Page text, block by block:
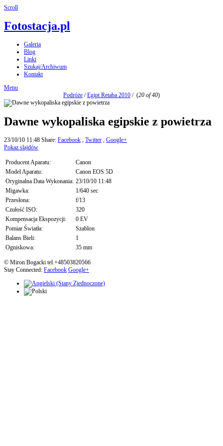
Scroll
Fotostacja.pl
Galeria
Blog
Linki
Szukaj/Archiwum
Kontakt
Menu
Podróże /Egipt Retaba 2010 / (20 of 40)
Dawne wykopaliska egipskie z powietrza
23/10/10 11:48 Share: Facebook , Twitter , Google+
Pokaz slajdów
Producent Aparatu:
Canon
Model Aparatu:
Canon EOS 5D
Oryginalna Data Wykonania: 23/10/10 11:48
Migawka:
1/640 sec
Przesłona:
f/13
Czułość ISO:
320
Kompensacja Ekspozycji:
0 EV
Pomiar Światła:
Szablon
Balans Bieli:
1
Ogniskowa:
35 mm
© Miron Bogacki tel.+48503820566
Stay Connected: Facebook Google+